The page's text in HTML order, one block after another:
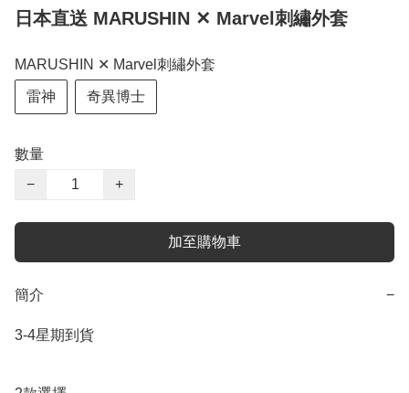
日本直送 MARUSHIN ✕ Marvel刺繡外套
MARUSHIN ✕ Marvel刺繡外套
雷神 奇異博士
數量
−
+
加至購物車
簡介 −
3-4星期到貨